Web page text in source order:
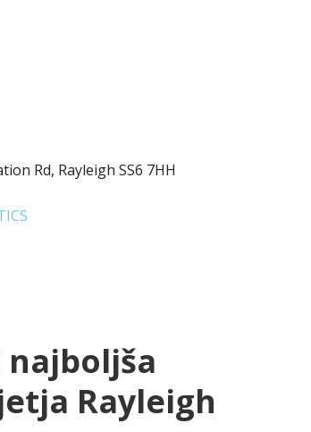
Rd, Rayleigh SS6 7HH
najboljša
Rayleigh